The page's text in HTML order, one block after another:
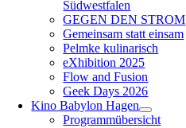
Südwestfalen
GEGEN DEN STROM
Gemeinsam statt einsam
Pelmke kulinarisch
eXhibition 2025
Flow and Fusion
Geek Days 2026
Kino Babylon Hagen
Programmübersicht